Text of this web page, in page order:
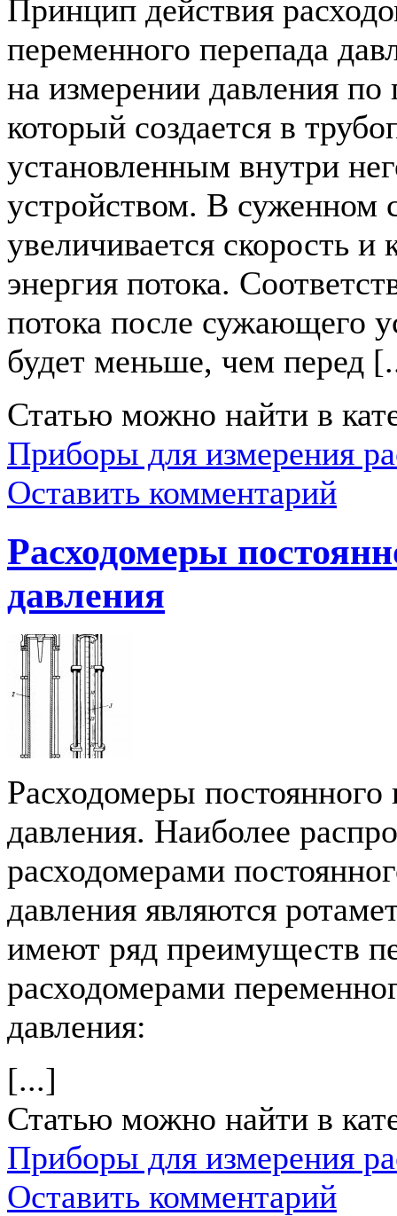
Принцип действия
переменного перепада
на измерении давления по
который создается в
установленным внутри
устройством. В суженном
увеличивается скорость и
энергия потока.
потока после сужающего
будет меньше, чем перед
Статью можно найти в
Приборы для измерения
Оставить комментарий
Расходомеры
давления
Расходомеры постоянного
давления. Наиболее
расходомерами
давления являются
имеют ряд преимуществ
расходомерами
давления:
[...]
Статью можно найти в
Приборы для измерения
Оставить комментарий